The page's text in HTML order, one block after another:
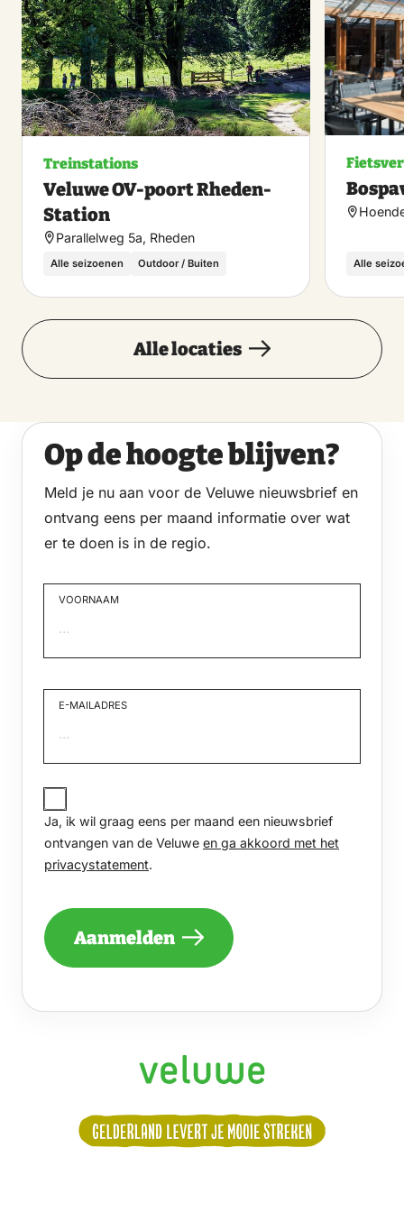
Treinstations
Veluwe OV-poort Rheden-
Station
Parallelweg 5a, Rheden
Alle seizoenen Outdoor / Buiten
favoriet
Alle
Alle locaties
Op de hoogte blijven?
Meld je nu aan voor de Veluwe nieuwsbrief en
ontvang eens per maand informatie over wat
er te doen is in de regio.
VOORNAAM
E-MAILADRES
JA,
IK
WIL
GRAAG
PER
EEN
ONTVANGEN
EN
(VEREIST)
Ja, ik wil graag eens per maand een nieuwsbrief
ontvangen van de Veluwe en ga akkoord met het
privacystatement.
Aanmelden